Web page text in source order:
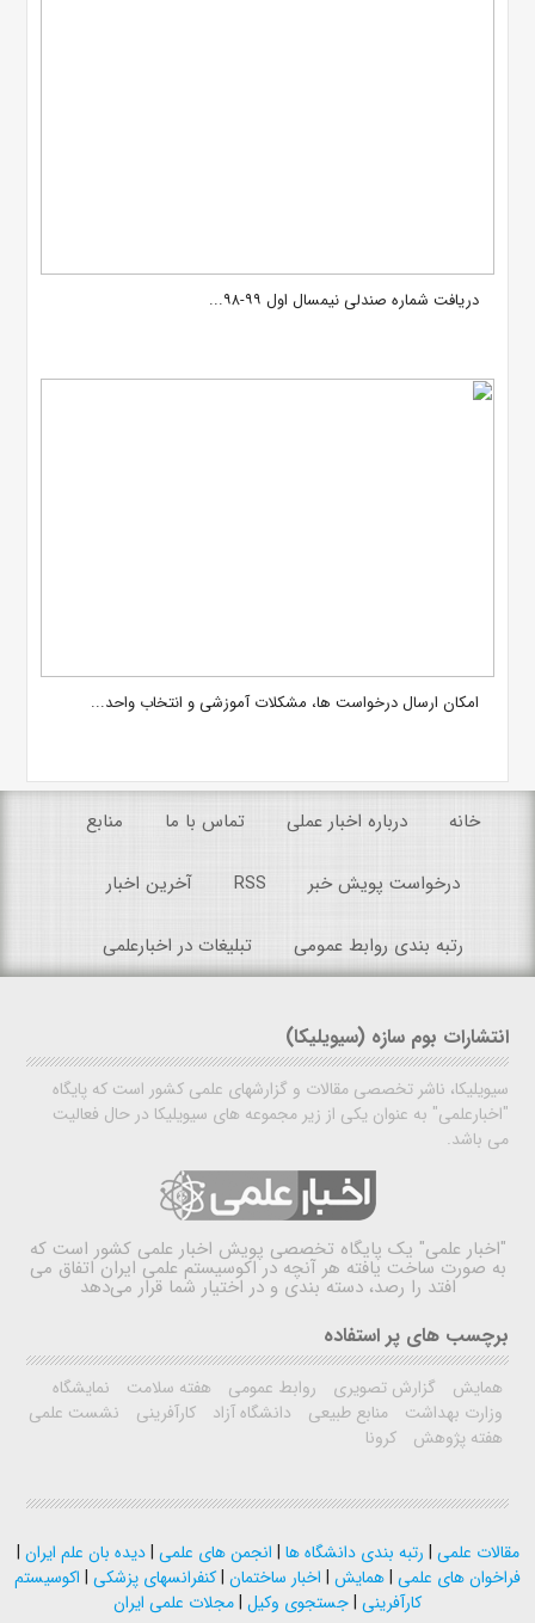
دریافت شماره صندلی نیمسال اول ۹۹-۹۸...
امکان ارسال درخواست ها، مشکلات آموزشی و انتخاب واحد...
خانه درباره اخبار عملی تماس با ما منابع
درخواست پویش خبر RSS آخرین اخبار
رتبه بندی روابط عمومی تبلیغات در اخبارعلمی
انتشارات بوم سازه (سیویلیکا)
سیویلیکا، ناشر تخصصی مقالات و گزارشهای علمی کشور است که پایگاه
"اخبارعلمی" به عنوان یکی از زیر مجموعه های سیویلیکا در حال فعالیت
می باشد.
"اخبار علمی" یک پایگاه تخصصی پویش اخبار علمی کشور است که
به صورت ساخت یافته هر آنچه در اکوسیستم علمی ایران اتفاق می
افتد را رصد، دسته بندی و در اختیار شما قرار می‌دهد
برچسب های پر استفاده
همایش گزارش تصویری روابط عمومی هفته سلامت
نمایشگاه
وزارت بهداشت
منابع طبیعی دانشگاه آزاد کارآفرینی
نشست علمی
هفته پژوهش
کرونا
مقالات علمی | رتبه بندی دانشگاه ها | انجمن های علمی |دیده بان علم ایران |
فراخوان های علمی |همایش | اخبار ساختمان |کنفرانسهای پزشکی | اکوسیستم
کارآفرینی |جستجوی وکیل |مجلات علمی ایران